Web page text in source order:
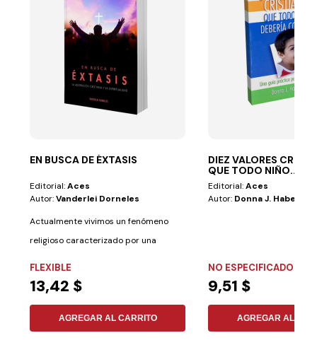
EN BUSCA DE ÉXTASIS
Editorial:Aces
Autor:Vanderlei Dorneles
Actualmente vivimos un fenómeno
religioso caracterizado por una
FLEXIBLE
13,42 $
AGREGAR AL CARRITO
DIEZ VALORES
QUE TODO NIÑO...
Editorial:Aces
Autor: Donna J.
NO ESPECIFICADO
9,51 $
AGREGAR AL